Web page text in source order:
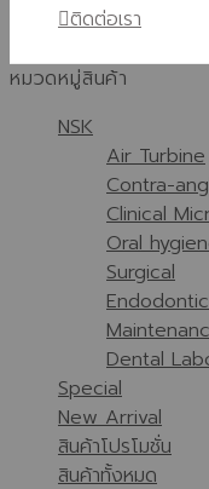
ติดต่อเรา
หมวดหมู่สินค้า
NSK
Air Turbine
Contra-
Clinical
Oral
Surgical
Dental
Special
New Arrival
สินค้าโปรโมชั่น
สินค้าทั้งหมด